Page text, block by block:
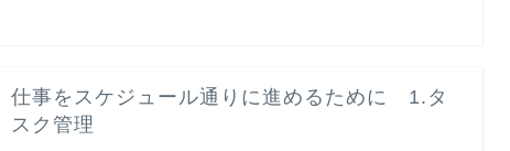
仕事をスケジュール通りに進めるために 1.タ
スク管理